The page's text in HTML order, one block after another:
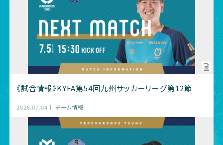
《試合情報》KYFA第54回九州サッカーリーグ第12節
2026.07.04 チーム情報